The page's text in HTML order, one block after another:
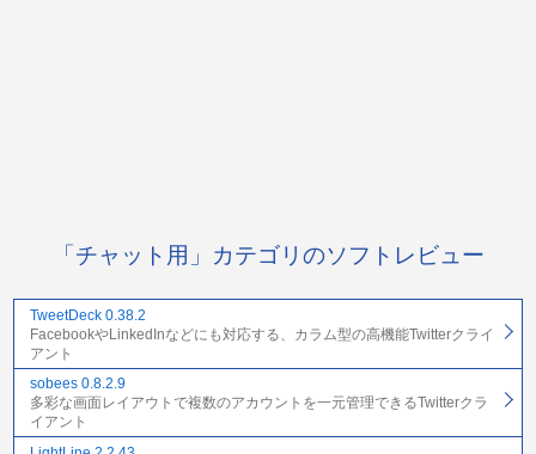
「チャット用」カテゴリのソフトレビュー
TweetDeck 0.38.2
FacebookやLinkedInなどにも対応する、カラム型の高機能Twitterクライ
アント
sobees 0.8.2.9
多彩な画面レイアウトで複数のアカウントを一元管理できるTwitterクラ
イアント